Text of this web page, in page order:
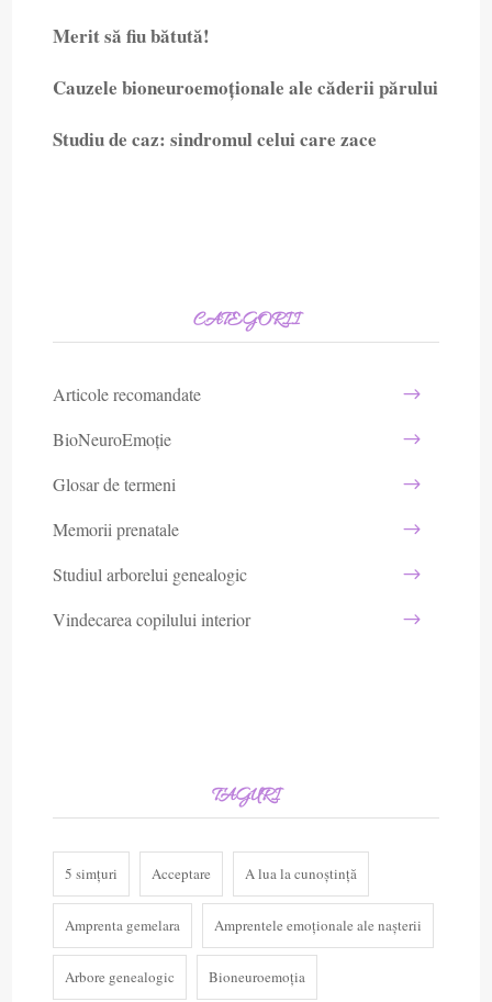
Merit să fiu bătută!
Cauzele bioneuroemoționale ale căderii părului
Studiu de caz: sindromul celui care zace
CATEGORII
Articole recomandate
BioNeuroEmoție
Glosar de termeni
Memorii prenatale
Studiul arborelui genealogic
Vindecarea copilului interior
TAGURI
5 simțuri Acceptare A lua la cunoștință
Amprenta gemelara Amprentele emoționale ale nașterii
Arbore genealogic Bioneuroemoția